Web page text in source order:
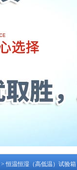
>恒温恒湿（高低温）试验箱